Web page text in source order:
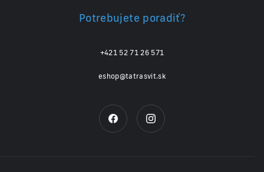
Potrebujete poradiť?
+421 52 71 26 571
eshop@tatrasvit.sk